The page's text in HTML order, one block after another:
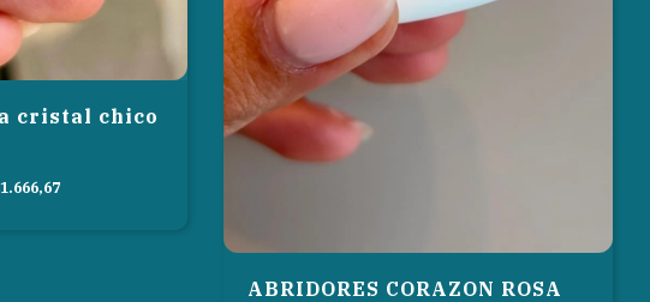
cristal chico
ABRIDORES CORAZON ROSA